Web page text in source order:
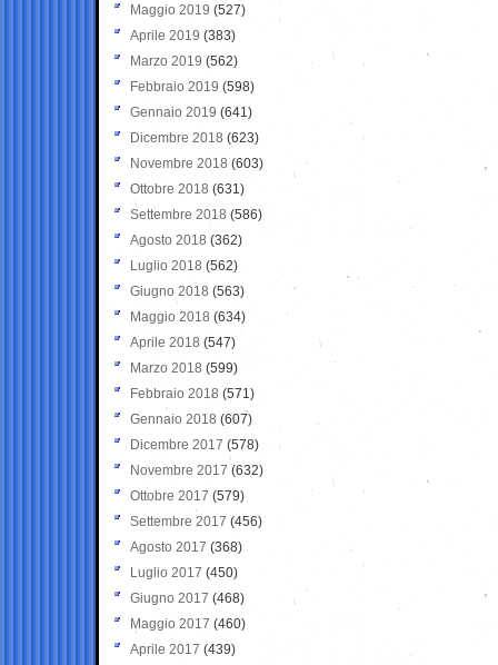
Maggio 2019 (527)
Aprile 2019 (383)
Marzo 2019 (562)
Febbraio 2019 (598)
Gennaio 2019 (641)
Dicembre 2018 (623)
Novembre 2018 (603)
Ottobre 2018 (631)
Settembre 2018 (586)
Agosto 2018 (362)
Luglio 2018 (562)
Giugno 2018 (563)
Maggio 2018 (634)
Aprile 2018 (547)
Marzo 2018 (599)
Febbraio 2018 (571)
Gennaio 2018 (607)
Dicembre 2017 (578)
Novembre 2017 (632)
Ottobre 2017 (579)
Settembre 2017 (456)
Agosto 2017 (368)
Luglio 2017 (450)
Giugno 2017 (468)
Maggio 2017 (460)
Aprile 2017 (439)